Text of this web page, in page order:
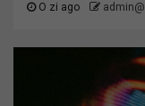
O zi ago admin@